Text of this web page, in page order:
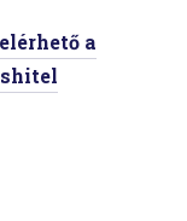
a